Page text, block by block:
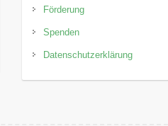
Förderung
Spenden
Datenschutzerklärung